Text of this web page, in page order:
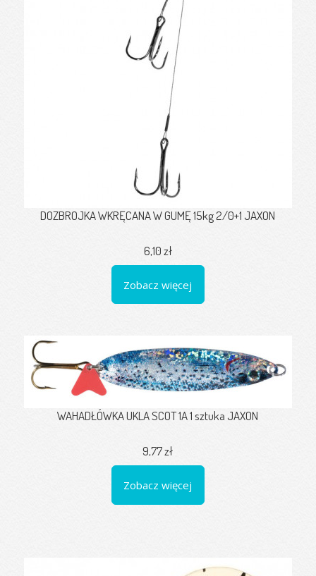
DOZBROJKA WKRĘCANA W GUMĘ 15kg 2/0+1 JAXON
6,10 zł
Zobacz więcej
WAHADŁÓWKA UKLA SCOT 1A 1 sztuka JAXON
9,77 zł
Zobacz więcej